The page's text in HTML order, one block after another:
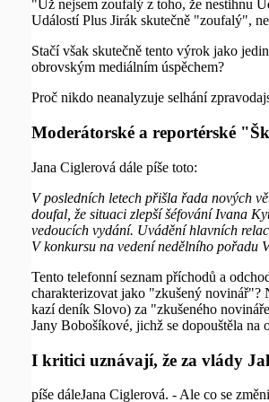
"Už nejsem zoufalý z toho, že nestihnu
Událostí Plus Jirák skutečně "zoufalý",
Stačí však skutečně tento výrok jako
obrovským mediálním úspěchem?
Proč nikdo neanalyzuje selhání
Moderátorské a reportérské
Jana Ciglerová dále píše toto:
V posledních letech přišla řada nových
doufal, že situaci zlepší šéfování Ivana
vedoucích vydání. Uvádění hlavních
V konkursu na vedení nedělního pořadu
Tento telefonní seznam příchodů a
charakterizovat jako "zkušený novinář"?
kazí deník Slovo) za "zkušeného
Jany Bobošíkové, jichž se dopouštěla na
I kritici uznávají, že za vlády
píše dáleJana Ciglerová. - Ale co se